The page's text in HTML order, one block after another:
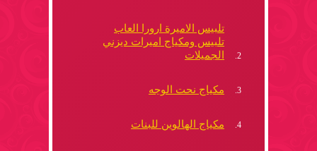
تلبيس الاميرة ارورا العاب
تلبيس ومكياج اميرات ديزني
الجميلات
مكياج نحت الوجه
مكياج الهالوين للبنات